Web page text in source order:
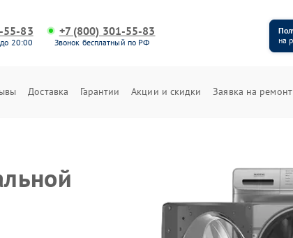
55-83
20:00
+7 (800) 301-55-83
Звонок бесплатный по РФ
на
Доставка Гарантии Акции и скидки Заявка на ремонт